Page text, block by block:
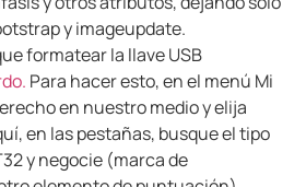
y imageupdate.
formatear la llave USB
Para hacer esto, en el menú Mi
en nuestro medio y elija
en las pestañas, busque el tipo
y negocie (marca de